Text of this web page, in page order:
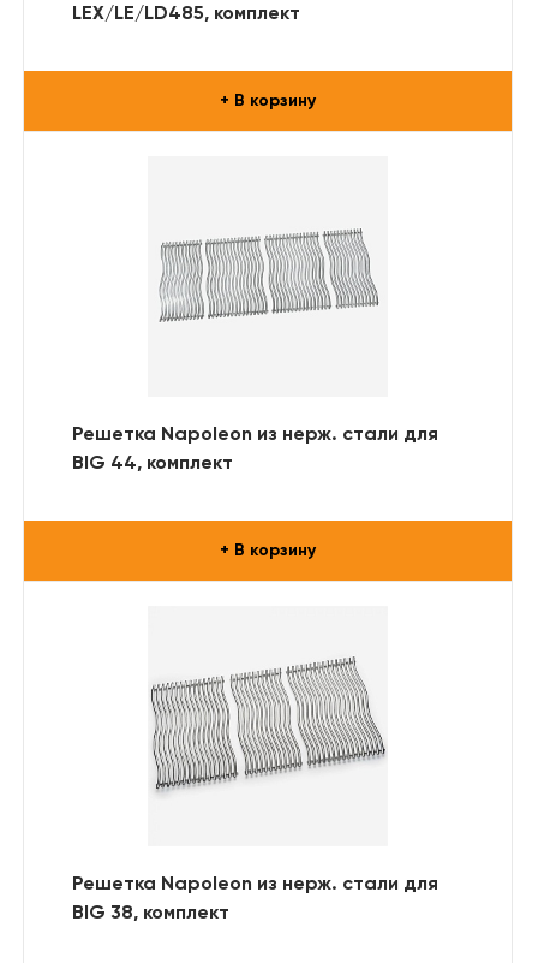
LEX/LE/LD485, комплект
+ В корзину
Решетка Napoleon из нерж. стали для
BIG 44, комплект
+ В корзину
Решетка Napoleon из нерж. стали для
BIG 38, комплект